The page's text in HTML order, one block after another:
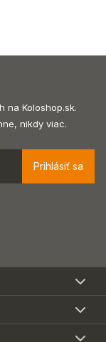
na Koloshop.sk.
nikdy viac.
Prihlásiť sa